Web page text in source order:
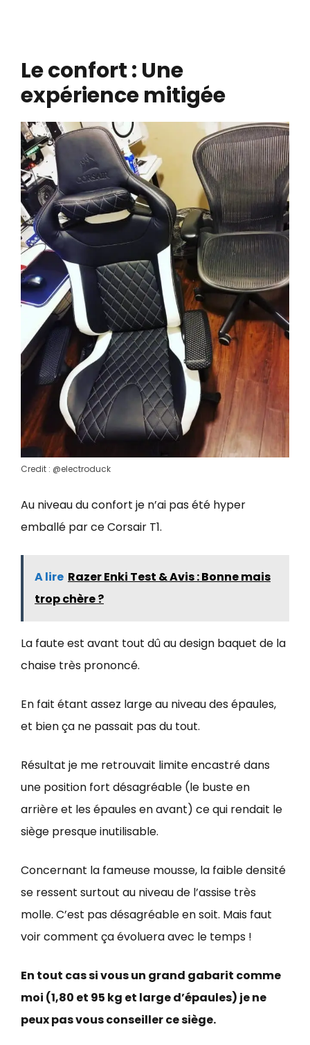
Le confort : Une
expérience mitigée
Credit : @electroduck
Au niveau du confort je n’ai pas été hyper
emballé par ce Corsair T1.
A lire Razer Enki Test & Avis : Bonne mais
trop chère ?
La faute est avant tout dû au design baquet de la
chaise très prononcé.
En fait étant assez large au niveau des épaules,
et bien ça ne passait pas du tout.
Résultat je me retrouvait limite encastré dans
une position fort désagréable (le buste en
arrière et les épaules en avant) ce qui rendait le
siège presque inutilisable.
Concernant la fameuse mousse, la faible densité
se ressent surtout au niveau de l’assise très
molle. C’est pas désagréable en soit. Mais faut
voir comment ça évoluera avec le temps !
En tout cas si vous un grand gabarit comme
moi (1,80 et 95 kg et large d’épaules) je ne
peux pas vous conseiller ce siège.